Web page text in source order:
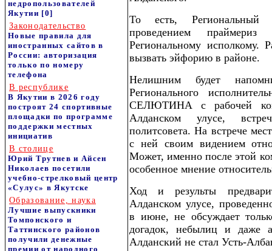
недропользователей
Якутии [0]
Законодательство
Новые правила для
иностранных сайтов в
России: авторизация
только по номеру
телефона
В республике
В Якутии в 2026 году
построят 24 спортивные
площадки по программе
поддержки местных
инициатив
В столице
Юрий Трутнев и Айсен
Николаев посетили
учебно-стрелковый центр
«Сулус» в Якутске
Образование, наука
Лучшие выпускники
Томпонского и
Таттинского районов
получили денежные
премии от народного
То есть, Региональный
проведением
Региональному исполкому.
вызвать эйфорию в районе.
Нелишним будет
Регионального
СЕЛЮТИНА с рабочей
Алданском улусе,
политсовета. На встрече
с ней своим видением
Может, именно после этой
особенное мнение
Ход и результы
Алданском улусе,
в июне, не обсуждает
догадок, небылиц и даже
Алданский не стал Усть-